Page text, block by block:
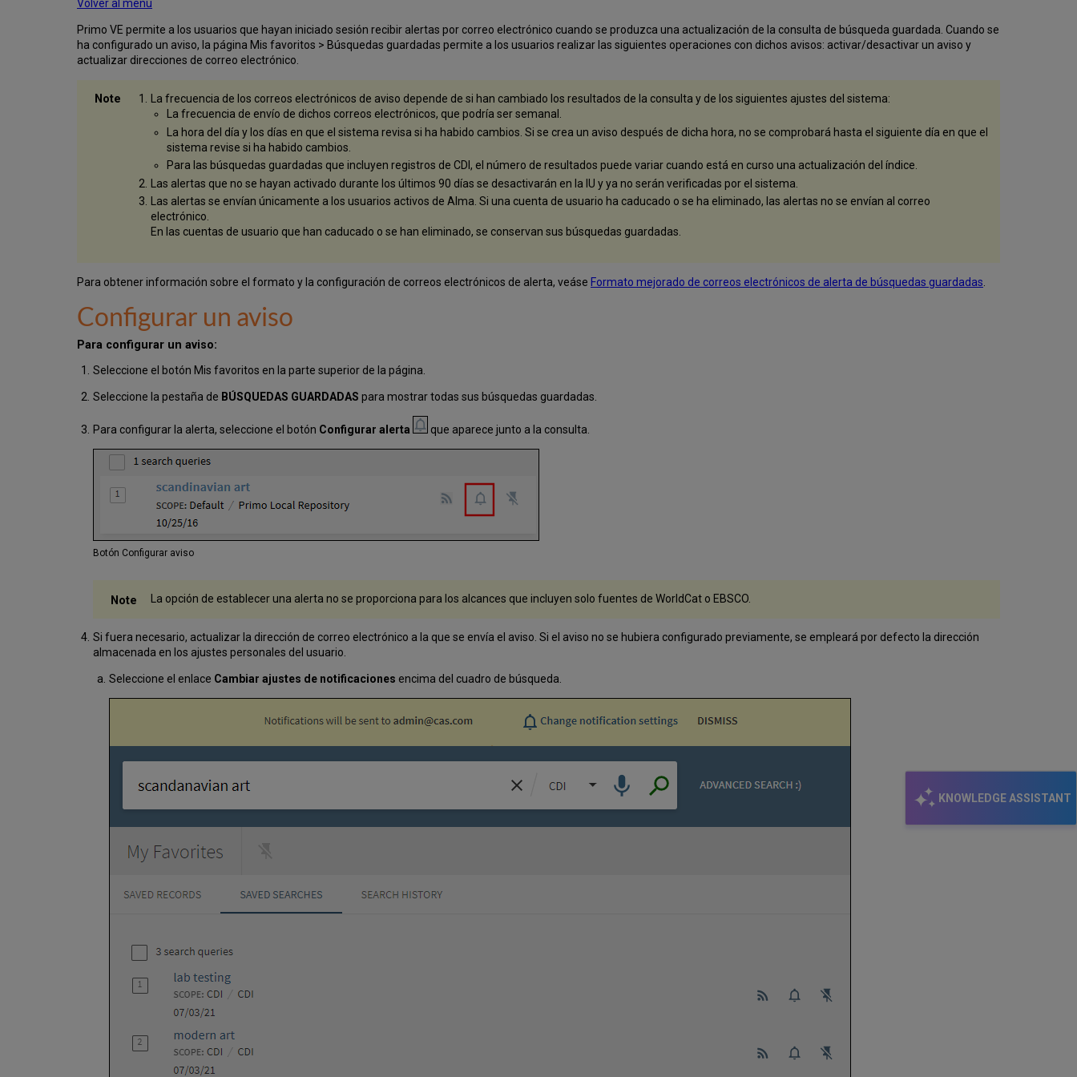
KNOWLEDGE ASSISTANT
Cancelar
un
Volver al menú
Primo VE permite a los usuarios que hayan iniciado sesión recibir alertas por correo electrónico cuando se produzca una actualización de la consulta de búsqueda guardada. Cuando se
ha configurado un aviso, la página Mis favoritos > Búsquedas guardadas permite a los usuarios realizar las siguientes operaciones con dichos avisos: activar/desactivar un aviso y
actualizar direcciones de correo electrónico.
La frecuencia de los correos electrónicos de aviso depende de si han cambiado los resultados de la consulta y de los siguientes ajustes del sistema:
La frecuencia de envío de dichos correos electrónicos, que podría ser semanal.
La hora del día y los días en que el sistema revisa si ha habido cambios. Si se crea un aviso después de dicha hora, no se comprobará hasta el siguiente día en que el
sistema revise si ha habido cambios.
Para las búsquedas guardadas que incluyen registros de CDI, el número de resultados puede variar cuando está en curso una actualización del índice.
Las alertas que no se hayan activado durante los últimos 90 días se desactivarán en la IU y ya no serán verificadas por el sistema.
Las alertas se envían únicamente a los usuarios activos de Alma. Si una cuenta de usuario ha caducado o se ha eliminado, las alertas no se envían al correo
electrónico.
En las cuentas de usuario que han caducado o se han eliminado, se conservan sus búsquedas guardadas.
Para obtener información sobre el formato y la configuración de correos electrónicos de alerta, veáse Formato mejorado de correos electrónicos de alerta de búsquedas guardadas
Configurar un aviso
Para configurar un aviso:
Seleccione el botón Mis favoritos en la parte superior de la página.
Seleccione la pestaña de BÚSQUEDAS GUARDADAS para mostrar todas sus búsquedas guardadas.
Para configurar la alerta, seleccione el botón Configurar alerta que aparece junto a la consulta.
Botón Configurar aviso
La opción de establecer una alerta no se proporciona para los alcances que incluyen solo fuentes de WorldCat o EBSCO.
Si fuera necesario, actualizar la dirección de correo electrónico a la que se envía el aviso. Si el aviso no se hubiera configurado previamente, se empleará por defecto la dirección
almacenada en los ajustes personales del usuario.
Seleccione el enlace Cambiar ajustes de notificaciones encima del cuadro de búsqueda.